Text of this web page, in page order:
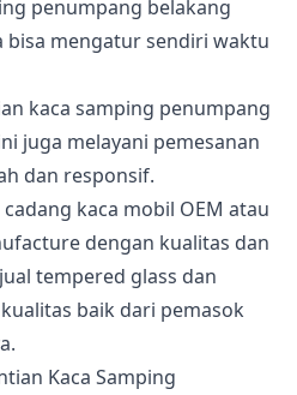
penumpang belakang
bisa mengatur sendiri waktu
kaca samping penumpang
juga melayani pemesanan
dan responsif.
kaca mobil OEM atau
dengan kualitas dan
tempered glass dan
baik dari pemasok